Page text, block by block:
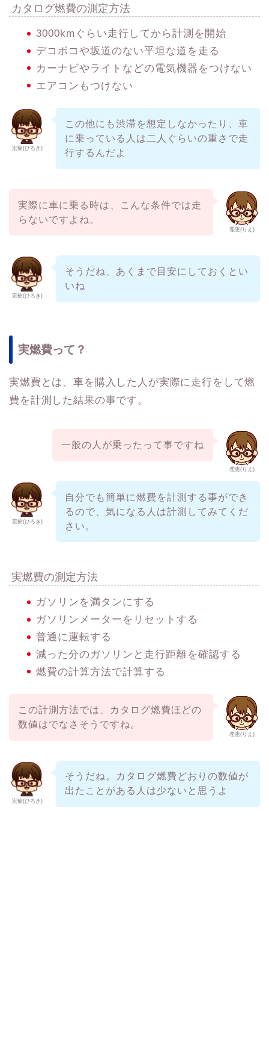
カタログ燃費の測定方法
3000kmぐらい走行してから計測を開始
デコボコや坂道のない平坦な道を走る
カーナビやライトなどの電気機器をつけない
エアコンもつけない
宏樹(ひろき)
この他にも渋滞を想定しなかったり、車
に乗っている人は二人ぐらいの重さで走
行するんだよ
理恵(りえ)
実際に車に乗る時は、こんな条件では走
らないですよね。
宏樹(ひろき)
そうだね、あくまで目安にしておくとい
いね
実燃費って？
実燃費とは、車を購入した人が実際に走行をして燃
費を計測した結果の事です。
理恵(りえ)
一般の人が乗ったって事ですね
宏樹(ひろき)
自分でも簡単に燃費を計測する事ができ
るので、気になる人は計測してみてくだ
さい。
実燃費の測定方法
ガソリンを満タンにする
ガソリンメーターをリセットする
普通に運転する
減った分のガソリンと走行距離を確認する
燃費の計算方法で計算する
理恵(りえ)
この計測方法では、カタログ燃費ほどの
数値はでなさそうですね。
宏樹(ひろき)
そうだね。カタログ燃費どおりの数値が
出たことがある人は少ないと思うよ